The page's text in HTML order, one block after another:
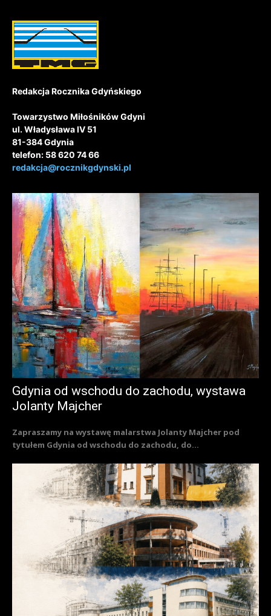
Redakcja Rocznika Gdyńskiego
Towarzystwo Miłośników Gdyni
ul. Władysława IV 51
81-384 Gdynia
telefon: 58 620 74 66
redakcja@rocznikgdynski.pl
Gdynia od wschodu do zachodu, wystawa
Jolanty Majcher
Zapraszamy na wystawę malarstwa Jolanty Majcher pod
tytułem Gdynia od wschodu do zachodu, do...